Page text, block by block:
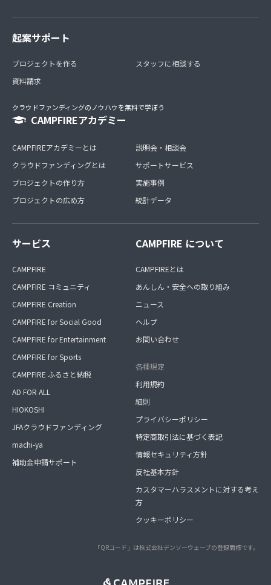
起案サポート
プロジェクトを作る
資料請求
スタッフに相談する
クラウドファンディングのノウハウを無料で学ぼう
CAMPFIREアカデミー
CAMPFIREアカデミーとは
クラウドファンディングとは
プロジェクトの作り方
プロジェクトの広め方
説明会・相談会
サポートサービス
実施事例
統計データ
サービス
CAMPFIRE
CAMPFIRE コミュニティ
CAMPFIRE Creation
CAMPFIRE for Social Good
CAMPFIRE for Entertainment
CAMPFIRE for Sports
CAMPFIRE ふるさと納税
AD FOR ALL
HIOKOSHI
JFAクラウドファンディング
machi-ya
補助金申請サポート
CAMPFIRE について
CAMPFIREとは
あんしん・安全への取り組み
ニュース
ヘルプ
お問い合わせ
各種規定
利用規約
細則
プライバシーポリシー
特定商取引法に基づく表記
情報セキュリティ方針
反社基本方針
カスタマーハラスメントに対する考え
方
クッキーポリシー
「QRコード」は株式会社デンソーウェーブの登録商標です。